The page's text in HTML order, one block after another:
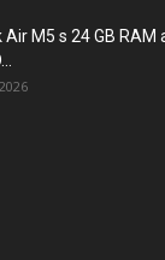
Air M5 s 24 GB RAM